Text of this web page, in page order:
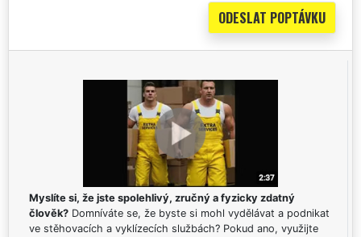
Myslíte si, že jste spolehlivý, zručný a fyzicky zdatný
člověk? Domníváte se, že byste si mohl vydělávat a podnikat
ve stěhovacích a vyklízecích službách? Pokud ano, využijte